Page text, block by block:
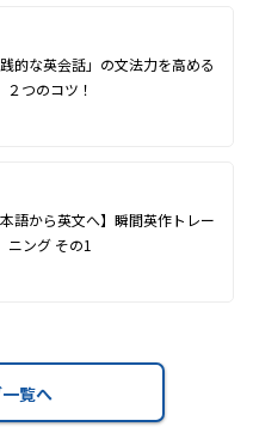
的な英会話」の文法力を高める
２つのコツ！
語から英文へ】瞬間英作トレー
ニング その1
覧へ